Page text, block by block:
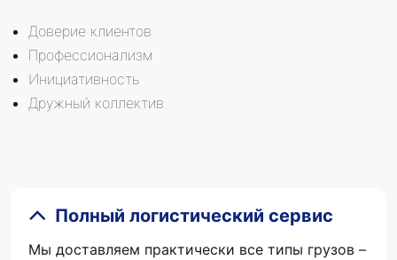
Доверие клиентов
Профессионализм
Инициативность
Дружный коллектив
Полный логистический сервис
Мы доставляем практически все типы грузов –